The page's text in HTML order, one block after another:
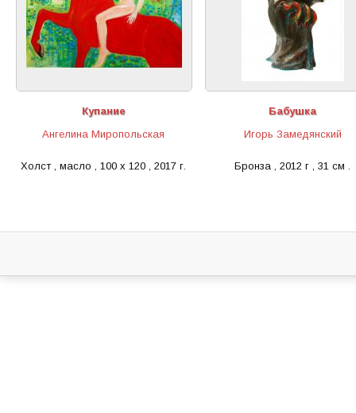
Купание
Ангелина Миропольская
Холст , масло , 100 х 120 , 2017 г.
Бабушка
Игорь Замедянский
Бронза , 2012 г , 31 см .